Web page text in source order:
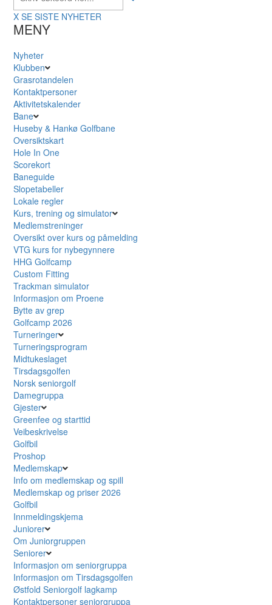
X SE SISTE NYHETER
MENY
Nyheter
Klubben
Grasrotandelen
Kontaktpersoner
Aktivitetskalender
Bane
Huseby & Hankø Golfbane
Oversiktskart
Hole In One
Scorekort
Baneguide
Slopetabeller
Lokale regler
Kurs, trening og simulator
Medlemstreninger
Oversikt over kurs og påmelding
VTG kurs for nybegynnere
HHG Golfcamp
Custom Fitting
Trackman simulator
Informasjon om Proene
Bytte av grep
Golfcamp 2026
Turneringer
Turneringsprogram
Midtukeslaget
Tirsdagsgolfen
Norsk seniorgolf
Damegruppa
Gjester
Greenfee og starttid
Veibeskrivelse
Golfbil
Proshop
Medlemskap
Info om medlemskap og spill
Medlemskap og priser 2026
Golfbil
Innmeldingskjema
Juniorer
Om Juniorgruppen
Seniorer
Informasjon om seniorgruppa
Informasjon om Tirsdagsgolfen
Østfold Seniorgolf lagkamp
Kontaktpersoner seniorgruppa